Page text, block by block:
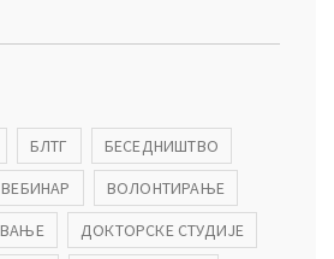
БЛТГ
БЕСЕДНИШТВО
ВЕБИНАР
ВОЛОНТИРАЊЕ
ДОКТОРСКЕ СТУДИЈЕ